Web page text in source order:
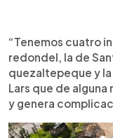
“Tenemos cuatro
redondel, la de
quezaltepeque y
Lars que de
y genera